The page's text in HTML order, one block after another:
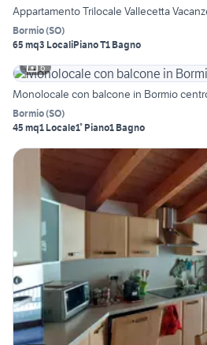
Appartamento Trilocale Vallecetta
Bormio(SO)
65 mq3 LocaliPiano T1 Bagno
6
Monolocale con balcone in Bormio
Bormio(SO)
45 mq1 Locale1° Piano1 Bagno